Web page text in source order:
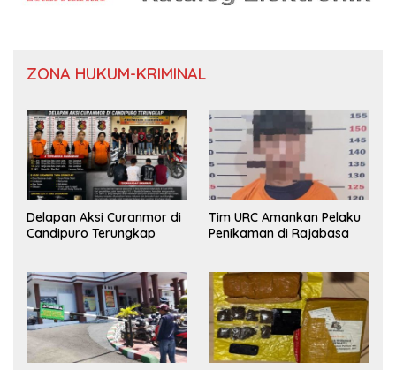
ZONA HUKUM-KRIMINAL
Delapan Aksi Curanmor di
Candipuro Terungkap
Tim URC Amankan Pelaku
Penikaman di Rajabasa